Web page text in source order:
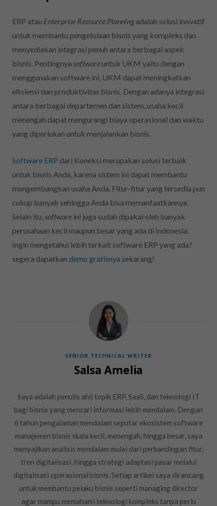
ERP atau Enterprise Resource Planningadalah solusi inovatif
untuk membantu pengelolaan bisnis yang kompleks dan
menyediakan integrasi penuh antara berbagai aspek
bisnis. Pentingnya software untuk UKM yaitu dengan
menggunakan software ini, UKM dapat meningkatkan
efisiensi dan produktivitas bisnis. Dengan adanya integrasi
antara berbagai departemen dan sistem, usaha kecil
menengah dapat mengurangi biaya operasional dan waktu
yang diperlukan untuk menjalankan bisnis.
Software ERP dari Koneksi merupakan solusi terbaik
untuk bisnis Anda, karena sistem ini dapat membantu
mengembangkan usaha Anda. Fitur-fitur yang tersedia pun
cukup banyak sehingga Anda bisa memanfaatkannya.
Selain itu, software ini juga sudah dipakai oleh banyak
perusahaan kecil maupun besar yang ada di Indonesia.
Ingin mengetahui lebih terkait software ERP yang ada?
segera dapatkan demo gratisnya sekarang!
SENIOR TECHNICAL WRITER
Salsa Amelia
Saya adalah penulis ahli topik ERP, SaaS, dan teknologi IT
bagi bisnis yang mencari informasi lebih mendalam. Dengan
6 tahun pengalaman mendalam seputar ekosistem software
manajemen bisnis skala kecil, menengah, hingga besar, saya
menyajikan analisis mendalam mulai dari perbandingan fitur,
tren digitalisasi, hingga strategi adaptasi pasar melalui
digitalisasi operasional bisnis. Setiap artikel saya dirancang
untuk membantu pelaku bisnis seperti managing director
agar mampu memahami teknologi kompleks tanpa perlu